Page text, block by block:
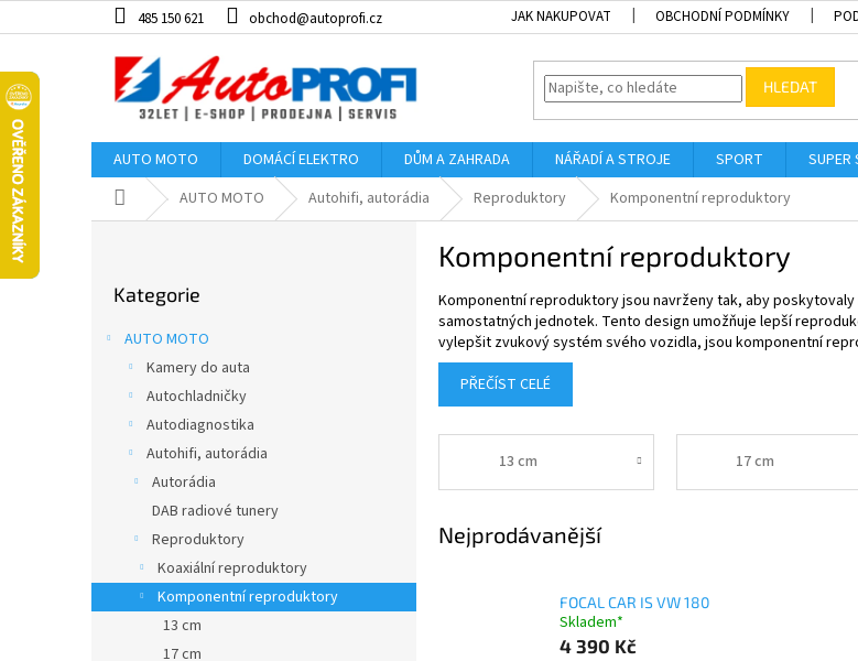
na
485 150 621 obchod@autoprofi.cz JAK NAKUPOVAT OBCHODNÍ PODMÍNKY
HLEDAT
AUTO MOTO DOMÁCÍ ELEKTRO DŮM A ZAHRADA NÁŘADÍ A STROJE SPORT SUPER
Domů AUTO MOTO Autohifi, autorádia Reproduktory Komponentní reproduktory
kategorie
Kategorie
AUTO MOTO
Kamery do auta
Autochladničky
Autodiagnostika
Autohifi, autorádia
Autorádia
DAB radiové tunery
Reproduktory
Koaxiální reproduktory
Komponentní reproduktory
13 cm
17 cm
Komponentní reproduktory
Komponentní reproduktory jsou navrženy tak, aby
samostatných jednotek. Tento design umožňuje lepší
vylepšit zvukový systém svého vozidla, jsou komponentní
PŘEČÍST CELÉ
13 cm 17 cm
Nejprodávanější
FOCAL CAR IS VW 180
Skladem*
4 390 Kč